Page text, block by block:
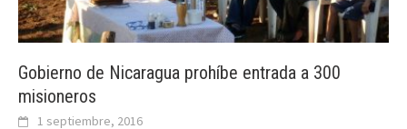
Gobierno de Nicaragua prohíbe entrada a 300
misioneros
1 septiembre, 2016